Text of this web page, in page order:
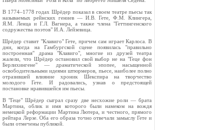
В 1774–1778 годах Шрёдер показал в своем театре пьесы так
называемых рейнских гениев — И.В. Гете, Ф.М. Клингера,
Я.М. Ленца и Г.Л. Вагнера, а также члена "Геттингенского
содружества поэтов" И.А. Лейзевица.
Шрёдер ставит "Клавиго" Гете, причем сам играет Карлоса. В
дни, когда на Гамбургской сцене появилась "правильно
построенная" драма "Клавиго", многие из друзей театра
жалели, что Шрёдер остановил свой выбор не на "Геце фон
Берлихингене" — драматической эпопее, насыщенной
освободительными идеями штюрмеров, пьесе, наиболее полно
отразившей влияние хроник Шекспира на творчество
молодого Гете. И радовались, узнав о предстоящей
постановке нравившейся им пьесы.
В "Геце" Шрёдер сыграл сразу две несхожие роли — брата
Мартина, облик и имя которого были намеком на вождя
немецкой реформации Мартина Лютера, и честного, прямого
рейтара Лерзе. Оба его образа точно отвечали замыслу Гете и
были отмечены публикой.